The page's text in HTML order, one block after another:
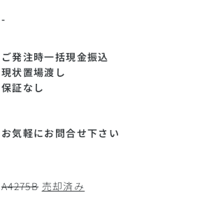
-
ご発注時一括現金振込
現状置場渡し
保証なし
お気軽にお問合せ下さい
A4275B 売却済み